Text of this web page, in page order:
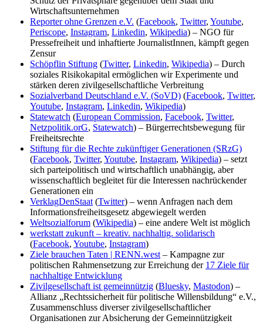
Wirtschaftsunternehmen
Reporter ohne Grenzen e.V. (Facebook, Twitter, Youtube,
Periscope, Instagram, Linkedin, Wikipedia) – NGO für
Pressefreiheit und inhaftierte JournalistInnen, kämpft gegen
Zensur
Schöpflin Stiftung (Twitter, Linkedin, Wikipedia) – Durch
soziales Risikokapital ermöglichen wir Experimente und
stärken deren zivilgesellschaftliche Verbreitung
Sozialverband Deutschland e.V. (SoVD) (Facebook, Twitter,
Youtube, Instagram, Linkedin, Wikipedia)
Statewatch (European Commission, Facebook, Twitter,
Netzpolitik.orG, Statewatch) – Bürgerrechtsbewegung für
Freiheitsrechte
Stiftung für die Rechte zukünftiger Generationen (SRzG)
(Facebook, Twitter, Youtube, Instagram, Wikipedia) – setzt
sich parteipolitisch und wirtschaftlich unabhängig, aber
wissenschaftlich begleitet für die Interessen nachrückender
Generationen ein
VerklagDenStaat (Twitter) – wenn Anfragen nach dem
Informationsfreiheitsgesetz abgewiegelt werden
Weltsozialforum (Wikipedia) – eine andere Welt ist möglich
werkstatt zukunft – kreativ. nachhaltig. solidarisch
(Facebook, Youtube, Instagram)
Ziele brauchen Taten | RENN.west – Kampagne zur
politischen Rahmensetzung zur Erreichung der 17 Ziele für
nachhaltige Entwicklung
Zivilgesellschaft ist gemeinnützig (Bluesky, Mastodon) –
Allianz „Rechtssicherheit für politische Willensbildung“ e.V.,
Zusammenschluss diverser zivilgesellschaftlicher
Organisationen zur Absicherung der Gemeinnützigkeit